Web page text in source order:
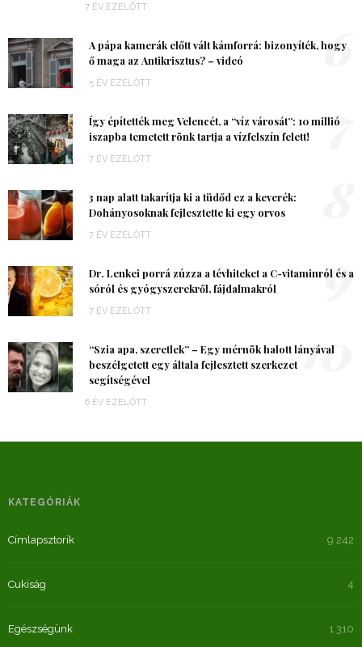
7 ÉV EZELŐTT
A pápa kamerák előtt vált kámforrá: bizonyíték, hogy
ő maga az Antikrisztus? – videó
5 ÉV EZELŐTT
6
Így építették meg Velencét, a “víz városát”: 10 millió
iszapba temetett rönk tartja a vízfelszín felett!
7 ÉV EZELŐTT
7
3 nap alatt takarítja ki a tüdőd ez a keverék:
Dohányosoknak fejlesztette ki egy orvos
7 ÉV EZELŐTT
Dr. Lenkei porrá zúzza a tévhiteket a C-vitaminról és a
sóról és gyógyszerekről, fájdalmakról
7 ÉV EZELŐTT
9
“Szia apa, szeretlek” – Egy mérnök halott lányával
beszélgetett egy általa fejlesztett szerkezet
segítségével
6 ÉV EZELŐTT
10
KATEGÓRIÁK
Címlapsztorik 9 242
Cukiság 4
Egészségünk 1 310